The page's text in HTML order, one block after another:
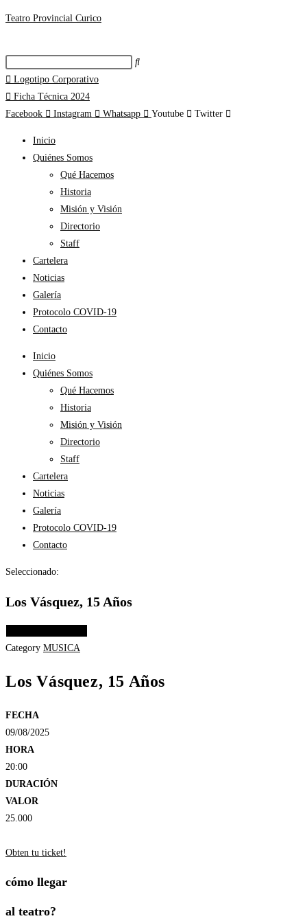
Teatro Provincial Curico
Logotipo Corporativo
Ficha Técnica 2024
Facebook
Instagram Whatsapp Youtube Twitter
Inicio
Quiénes Somos
Qué Hacemos
Historia
Misión y Visión
Directorio
Staff
Cartelera
Noticias
Galería
Protocolo COVID-19
Contacto
Inicio
Quiénes Somos
Qué Hacemos
Historia
Misión y Visión
Directorio
Staff
Cartelera
Noticias
Galería
Protocolo COVID-19
Contacto
Seleccionado:
Los Vásquez, 15 Años
Category MUSICA
Los Vásquez, 15 Años
FECHA
09/08/2025
HORA
20:00
DURACIÓN
VALOR
25.000
Obten tu ticket!
cómo llegar
al teatro?